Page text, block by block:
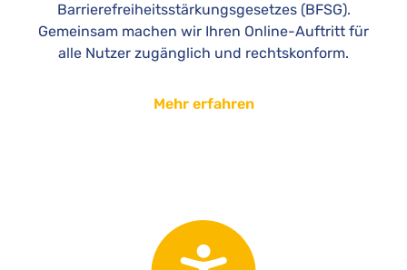
Barrierefreiheitsstärkungsgesetzes (BFSG).
Gemeinsam machen wir Ihren Online-Auftritt für
alle Nutzer zugänglich und rechtskonform.
Mehr erfahren